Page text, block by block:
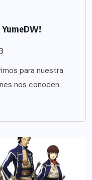
para nuestra
nos conocen